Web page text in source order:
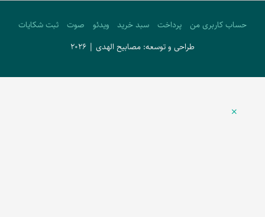
حساب کاربری من پرداخت سبد خرید ویدئو صوت
ثبت شکایات
طراحی و توسعه: مصابیح الهدی | 2026